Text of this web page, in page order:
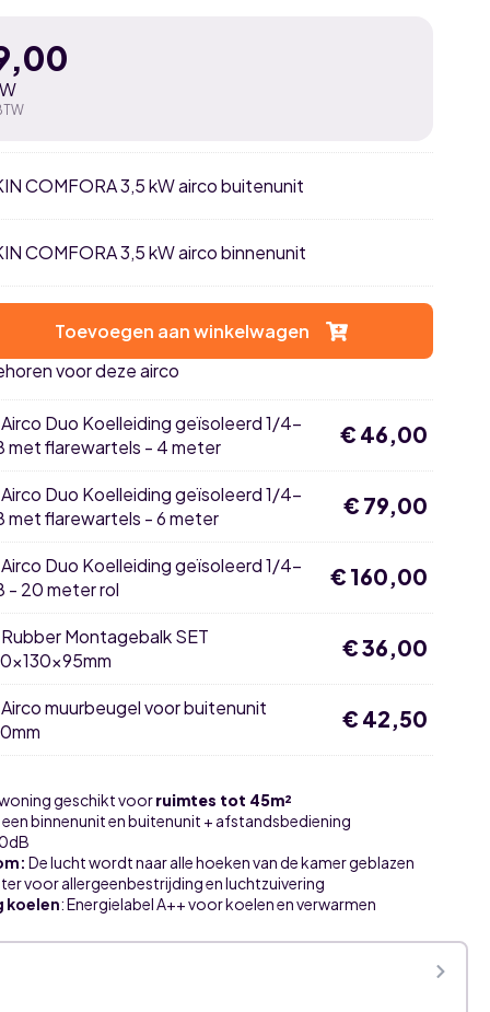
COMFORA 3,5 kW airco buitenunit
COMFORA 3,5 kW airco binnenunit
Toevoegen aan winkelwagen
voor deze airco
Airco Duo Koelleiding geïsoleerd 1/4-
met flarewartels - 4 meter
€ 46,00
Airco Duo Koelleiding geïsoleerd 1/4-
met flarewartels - 6 meter
€ 79,00
Airco Duo Koelleiding geïsoleerd 1/4-
- 20 meter rol
€ 160,00
Rubber Montagebalk SET
€36,00
Airco muurbeugel voor buitenunit
€ 42,50
geschikt voorruimtes tot 45m²
binnenunit en buitenunit + afstandsbediening
De lucht wordt naar alle hoeken van de kamer geblazen
voor allergeenbestrijding en luchtzuivering
koelen: Energielabel A++ voor koelen en verwarmen